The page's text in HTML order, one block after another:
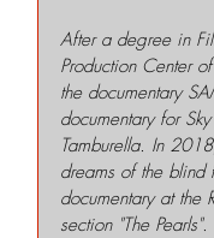
After a degree in
Production Center
the documentary
documentary for
Tamburella. In
dreams of the
documentary at the
section "The Pearls".